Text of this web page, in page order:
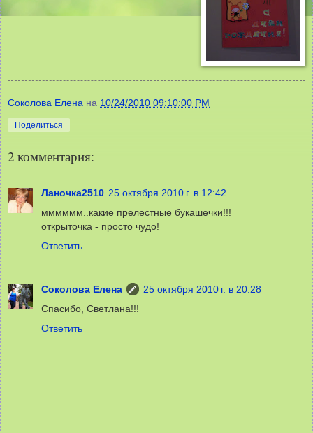
Соколова Елена на 10/24/2010 09:10:00 PM
Поделиться
2 комментария:
Ланочка2510 25 октября 2010 г. в 12:42
мммммм..какие прелестные букашечки!!!
открыточка - просто чудо!
Ответить
Соколова Елена
25 октября 2010 г. в 20:28
Спасибо, Светлана!!!
Ответить